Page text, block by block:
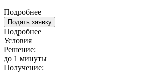
Подробнее
Подать заявку
Подробнее
Условия
Решение:
до 1 минуты
Получение: